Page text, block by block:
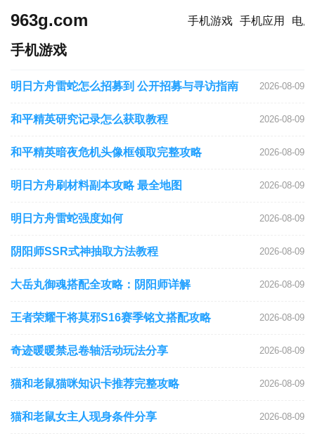
963g.com 手机游戏 手机应用 电
手机游戏
明日方舟雷蛇怎么招募到 公开招募与寻访指南 2026-08-09
和平精英研究记录怎么获取教程 2026-08-09
和平精英暗夜危机头像框领取完整攻略 2026-08-09
明日方舟刷材料副本攻略 最全地图 2026-08-09
明日方舟雷蛇强度如何 2026-08-09
阴阳师SSR式神抽取方法教程 2026-08-09
大岳丸御魂搭配全攻略：阴阳师详解 2026-08-09
王者荣耀干将莫邪S16赛季铭文搭配攻略 2026-08-09
奇迹暖暖禁忌卷轴活动玩法分享 2026-08-09
猫和老鼠猫咪知识卡推荐完整攻略 2026-08-09
猫和老鼠女主人现身条件分享 2026-08-09